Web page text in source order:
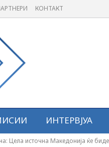
КОНТАКТ
ИНТЕРВЈУА
Цела источна Македонија ќе